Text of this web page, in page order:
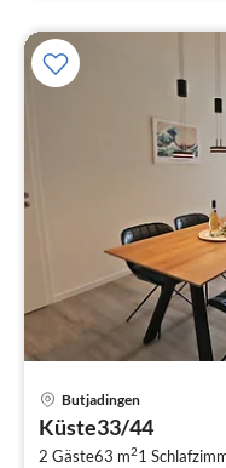
Butjadingen
Küste33/44
2 Gäste63 m21